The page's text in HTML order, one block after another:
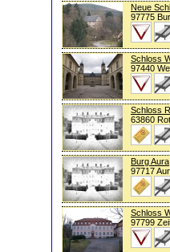
Neue
97775
Schloss
97440
Schloss
63860
Burg Aura
97717
Schloss
97799